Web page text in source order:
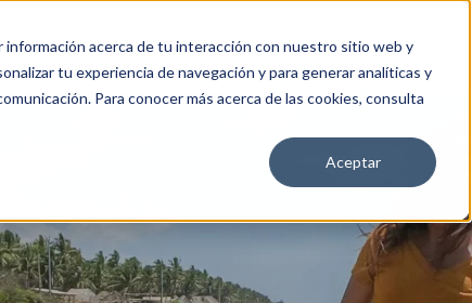
información acerca de tu interacción con nuestro sitio web y
tu experiencia de navegación y para generar analíticas y
Para conocer más acerca de las cookies, consulta
Aceptar
CA4 MEDIA